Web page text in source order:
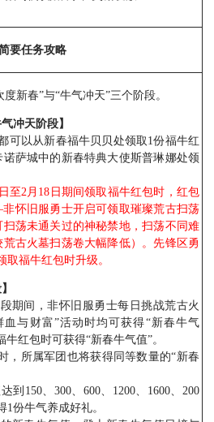
要任务攻略
新春”与“牛气冲天”三个阶段。
冲天阶段】
可以从新春福牛贝贝处领取1份福牛红
萨城中的新春特典大使斯普琳娜处领
至2月18日期间领取福牛红包时，红包
怀旧服勇士开启可领取璀璨荒古扫荡
荡未通关过的神秘禁地，扫荡不同难
古火墓扫荡卷大幅降低）。先锋区勇
取福牛红包时升级。
期间，非怀旧服勇士每日挑战荒古火
血与财富”活动时均可获得“新春牛气
红包时可获得“新春牛气值”。
，所属军团也将获得同等数量的“新春
到150、300、600、1200、1600、200
1份牛气养成好礼。